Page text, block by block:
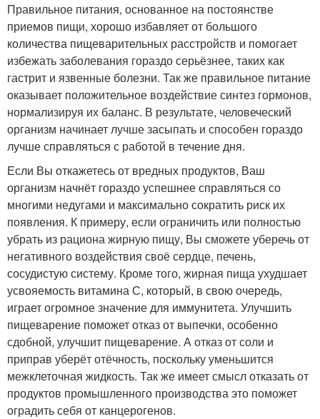
Правильное питания, основанное на постоянстве
приемов пищи, хорошо избавляет от большого
количества пищеварительных расстройств и помогает
избежать заболевания гораздо серьёзнее, таких как
гастрит и язвенные болезни. Так же правильное питание
оказывает положительное воздействие синтез гормонов,
нормализируя их баланс. В результате, человеческий
организм начинает лучше засыпать и способен гораздо
лучше справляться с работой в течение дня.
Если Вы откажетесь от вредных продуктов, Ваш
организм начнёт гораздо успешнее справляться со
многими недугами и максимально сократить риск их
появления. К примеру, если ограничить или полностью
убрать из рациона жирную пищу, Вы сможете уберечь от
негативного воздействия своё сердце, печень,
сосудистую систему. Кроме того, жирная пища ухудшает
усвояемость витамина С, который, в свою очередь,
играет огромное значение для иммунитета. Улучшить
пищеварение поможет отказ от выпечки, особенно
сдобной, улучшит пищеварение. А отказ от соли и
приправ уберёт отёчность, поскольку уменьшится
межклеточная жидкость. Так же имеет смысл отказать от
продуктов промышленного производства это поможет
оградить себя от канцерогенов.